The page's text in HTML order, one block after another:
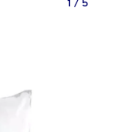
1 /5